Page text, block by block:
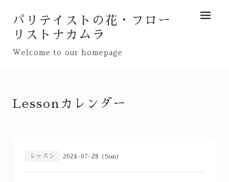
パリテイストの花・フロー
リストナカムラ
Welcome to our homepage
メニュ
Lessonカレンダー
レッスン 2024-07-28 (Sun)